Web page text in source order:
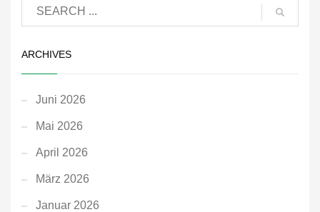
ARCHIVES
Juni 2026
Mai 2026
April 2026
März 2026
Januar 2026